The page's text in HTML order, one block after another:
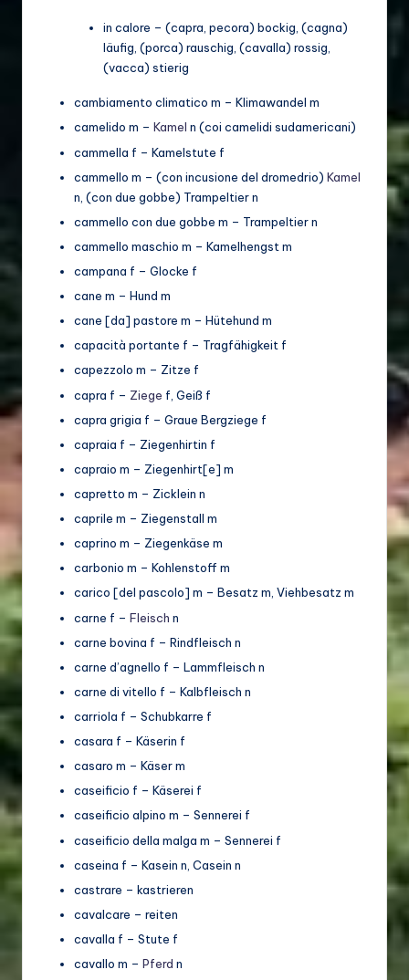
in calore – (capra, pecora) bockig, (cagna)
läufig, (porca) rauschig, (cavalla) rossig,
(vacca) stierig
cambiamento climatico m – Klimawandel m
camelido m – Kamel n (coi camelidi sudamericani)
cammella f – Kamelstute f
cammello m – (con incusione del dromedrio) Kamel
n, (con due gobbe) Trampeltier n
cammello con due gobbe m – Trampeltier n
cammello maschio m – Kamelhengst m
campana f – Glocke f
cane m – Hund m
cane [da] pastore m – Hütehund m
capacità portante f – Tragfähigkeit f
capezzolo m – Zitze f
capra f – Ziege f, Geiß f
capra grigia f – Graue Bergziege f
capraia f – Ziegenhirtin f
capraio m – Ziegenhirt[e] m
capretto m – Zicklein n
caprile m – Ziegenstall m
caprino m – Ziegenkäse m
carbonio m – Kohlenstoff m
carico [del pascolo] m – Besatz m, Viehbesatz m
carne f – Fleisch n
carne bovina f – Rindfleisch n
carne d’agnello f – Lammfleisch n
carne di vitello f – Kalbfleisch n
carriola f – Schubkarre f
casara f – Käserin f
casaro m – Käser m
caseificio f – Käserei f
caseificio alpino m – Sennerei f
caseificio della malga m – Sennerei f
caseina f – Kasein n, Casein n
castrare – kastrieren
cavalcare – reiten
cavalla f – Stute f
cavallo m – Pferd n